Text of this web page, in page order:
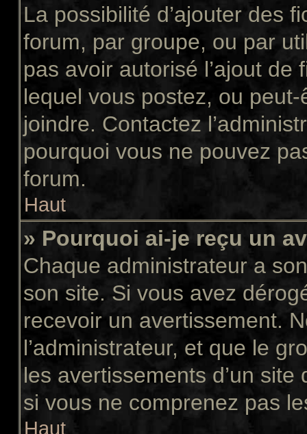
La possibilité d’ajouter des
forum, par groupe, ou par
pas avoir autorisé l’ajout
lequel vous postez, ou
joindre. Contactez
pourquoi vous ne pouvez
forum.
Haut
» Pourquoi ai-je reçu un
Chaque administrateur a
son site. Si vous avez
recevoir un avertissement.
l’administrateur, et que le
les avertissements d’un
si vous ne comprenez pas
Haut